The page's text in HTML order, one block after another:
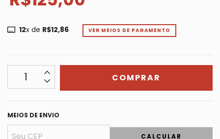
12x de R$12,86 VER MEIOS DE PAGAMENTO
MEIOS DE ENVIO
CALCULAR